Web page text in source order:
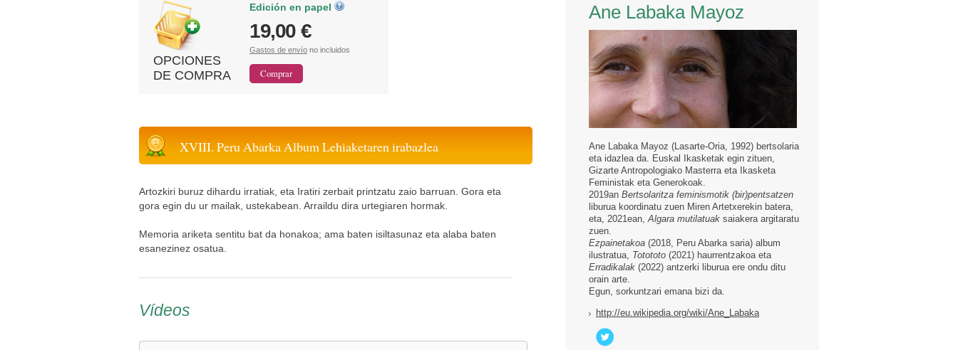
OPCIONES
DE COMPRA
Edición en papel
19,00 €
Gastos de envío no incluidos
XVIII. Peru Abarka Album Lehiaketaren irabazlea
Artozkiri buruz dihardu irratiak, eta Iratiri zerbait printzatu zaio barruan. Gora eta
gora egin du ur mailak, ustekabean. Arraildu dira urtegiaren hormak.
Memoria ariketa sentitu bat da honakoa; ama baten isiltasunaz eta alaba baten
esanezinez osatua.
Vídeos
Ane Labaka Mayoz
Ane Labaka Mayoz (Lasarte-Oria, 1992) bertsolaria
eta idazlea da. Euskal Ikasketak egin zituen,
Gizarte Antropologiako Masterra eta Ikasketa
Feministak eta Generokoak.
2019an Bertsolaritza feminismotik (bir)pentsatzen
liburua koordinatu zuen Miren Artetxerekin batera,
eta, 2021ean,Algara mutilatuak saiakera argitaratu
zuen.
Ezpainetakoa (2018, Peru Abarka saria) album
ilustratua, Totototo (2021) haurrentzakoa eta
Erradikalak (2022) antzerki liburua ere ondu ditu
orain arte.
Egun, sorkuntzari emana bizi da.
http://eu.wikipedia.org/wiki/Ane_Labaka